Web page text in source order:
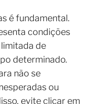
é fundamental.
condições
de
determinado.
não se
ou
evite clicar em